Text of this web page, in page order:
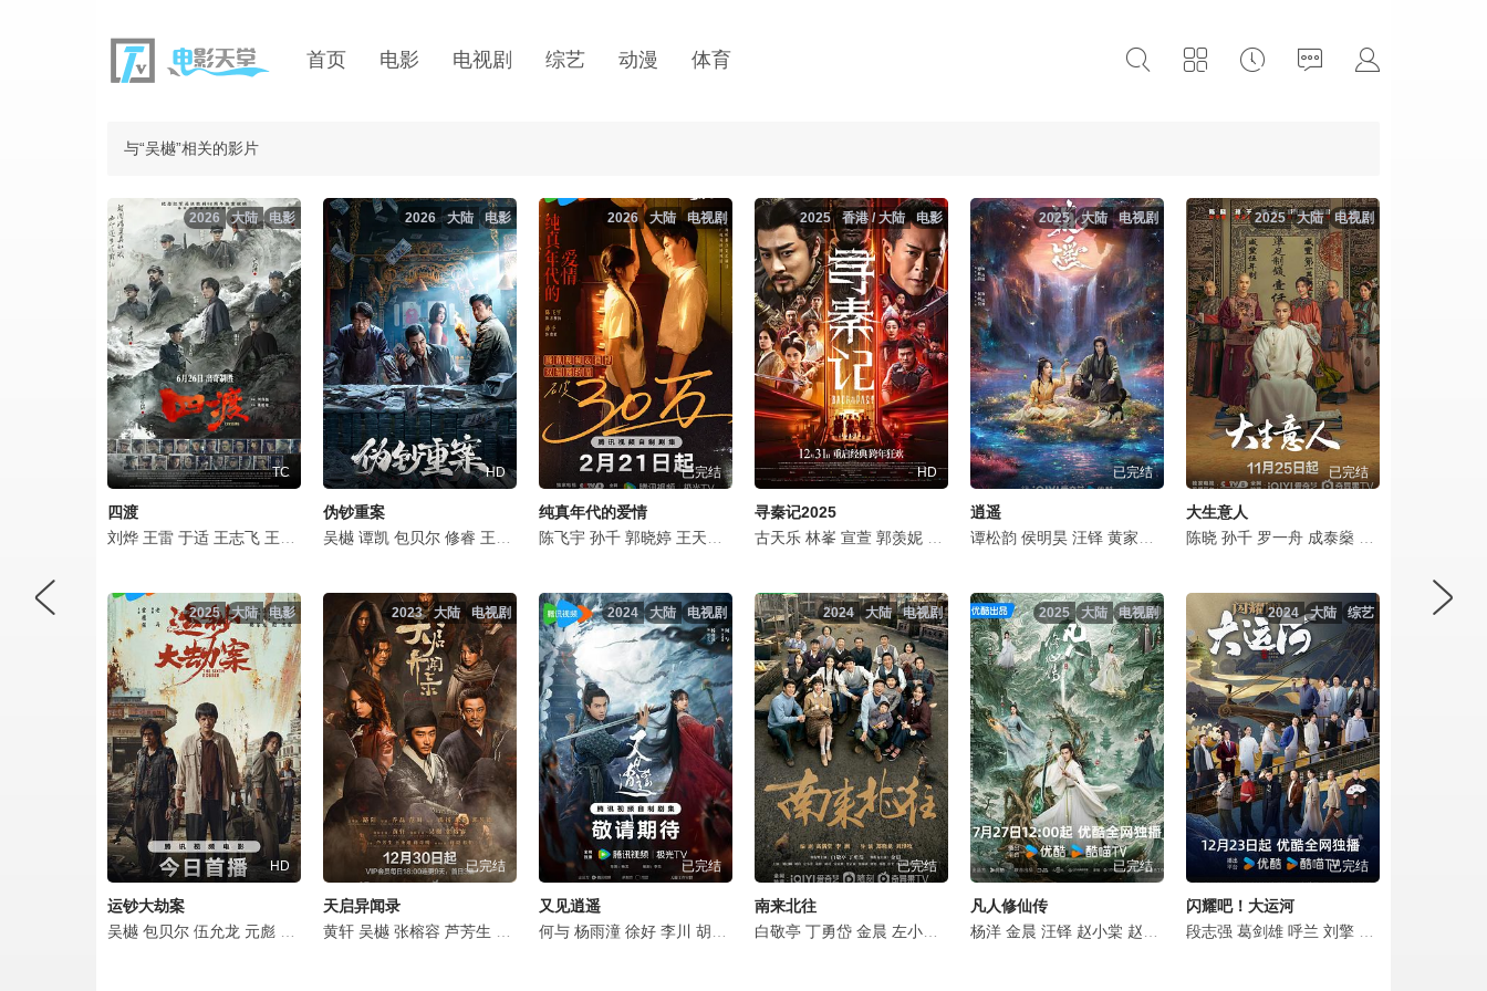
首页 电影 电视剧 综艺 动漫 体育
与“吴樾”相关的影片
电影
大陆
2026
TC
四渡
刘烨 王雷 于适 王志飞 王耀庆 林永健 印小天 张俪 袁文康 许魏洲 李九霄 蓝盈莹 曹炳琨 王天辰 谷嘉诚 李健 高戈 夏子轩 曹靖时 郭子凡 释小龙 李岷城 吴樾 赵达 谭凯 熊梓淇 李文玲
电影
大陆
2026
HD
伪钞重案
吴樾 谭凯 包贝尔 修睿 王李丹鈮 梁颂晴 雷牧 好奇 沐岚 王蕴凡 郭桐溪
电视剧
大陆
2026
已完结
纯真年代的爱情
陈飞宇 孙千 郭晓婷 王天辰 刘敏涛 吴樾 郝文婷 侯长荣 孔琳 石云鹏 夏浩然 李书漫 郭玮洁 吴悠悠
电影
香港 / 大陆
2025
HD
寻秦记2025
古天乐 林峯 宣萱 郭羡妮 滕丽名 白百何 苗侨伟 张继聪 朱鉴然 吴樾 洪天明 高战 邓一君
电视剧
大陆
2025
已完结
逍遥
谭松韵 侯明昊 汪铎 黄家婧 张小婉 郭耘奇 李菁 崔绍涵 谢泽成
电视剧
大陆
2025
已完结
大生意人
陈晓 孙千 罗一舟 成泰燊
电影
大陆
2025
HD
运钞大劫案
吴樾 包贝尔 伍允龙 元彪 安志杰
电视剧
大陆
2023
已完结
天启异闻录
黄轩 吴樾 张榕容 芦芳生 王圣迪 蒋奇明 从瑞麟 刘亭作 淳于珊珊 周小川 杭程宇 桑茗胜 刘恩佳 程怡 蒋毅
电视剧
大陆
2024
已完结
又见逍遥
何与 杨雨潼 徐好 李川 胡意旋 叶盛佳 王劲松 吴樾 丁笑滢 邱心志 曾黎 张子健 杨昆 宗峰岩 张磊 王成思 汤晶媚
电视剧
大陆
2024
已完结
南来北往
白敬亭 丁勇岱 金晨 左小青 刘钧 姜妍 刘冠麟 胡可 倪大红 李乃文 任正斌 张瑞涵 唐旭 杨昆
电视剧
大陆
2025
已完结
凡人修仙传
杨洋 金晨 汪铎 赵小棠 赵晴 金佳悦 荣梓希 张婉儿 胡宇轩
综艺
大陆
2024
已完结
闪耀吧！大运河
段志强 葛剑雄 呼兰 刘擎